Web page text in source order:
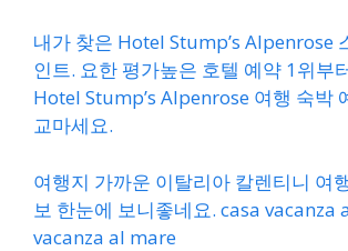
내가 찾은 Hotel Stump’s Alpenrose
인트. 요한 평가높은 호텔 예약 1위부
Hotel Stump’s Alpenrose 여행 숙박
교마세요.
여행지 가까운 이탈리아 칼렌티니 여
보 한눈에 보니좋네요. casa vacanza
vacanza al mare